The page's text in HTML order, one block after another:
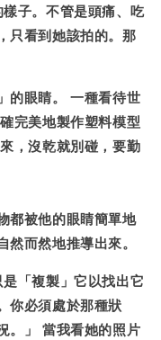
子。不管是頭痛、吃
只看到她該拍的。那
的眼睛。 一種看待世
完美地製作塑料模型
，沒乾就別碰，要勤
都被他的眼睛簡單地
而然地推導出來。
「複製」它以找出它
你必須處於那種狀
。」 當我看她的照片